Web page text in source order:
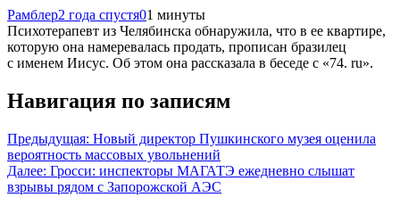
Рамблер2 года спустя01 минуты
Психотерапевт из Челябинска обнаружила, что в ее квартире,
которую она намеревалась продать, прописан бразилец
с именем Иисус. Об этом она рассказала в беседе с «74. ru».
Навигация по записям
Предыдущая: Новый директор Пушкинского музея оценила
вероятность массовых увольнений
Далее: Гросси: инспекторы МАГАТЭ ежедневно слышат
взрывы рядом с Запорожской АЭС